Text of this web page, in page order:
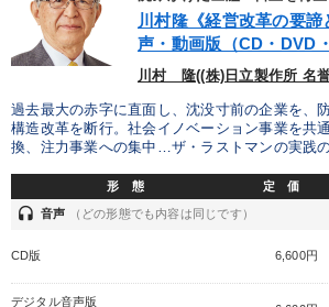
川村隆《経営改革の要
声・動画版（CD・DVD
川村 隆((株)日立製作所 名
過去最大の赤字に直面し、沈没寸前の企業を、
構造改革を断行。社会イノベーション事業を共
換、注力事業への集中…ザ・ラストマンの実践
形 態 定 価
headset 音声 （どの形態でも内容は同じです）
CD版 6,600円
デジタル音声版